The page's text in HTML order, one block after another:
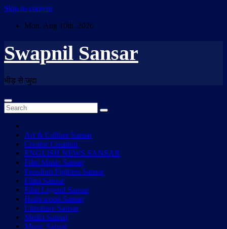
Skip to content
Mon. Aug 10th, 2026
Swapnil Sansar
भीड़ से जुदा
Art & Culture Sansar
Creator Creation
ENGLISH NEWS SANSAR
Film Music Sansar
Freedom Fighters Sansar
Filmi Sansar
Film Legend Sansar
Hollywood Sansar
Literature Sansar
Media Sansar
Music Sansar